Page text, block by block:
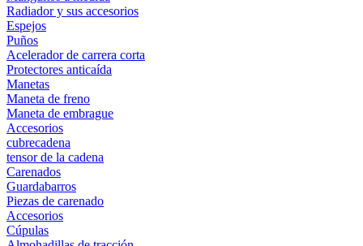
Radiador y sus accesorios
Espejos
Puños
Acelerador de carrera corta
Protectores anticaída
Manetas
Maneta de freno
Maneta de embrague
Accesorios
cubrecadena
tensor de la cadena
Carenados
Guardabarros
Piezas de carenado
Accesorios
Cúpulas